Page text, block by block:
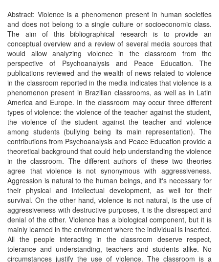
Abstract: Violence is a phenomenon present in human societies
and does not belong to a single culture or socioeconomic class.
The aim of this bibliographical research is to provide an
conceptual overview and a review of several media sources that
would allow analyzing violence in the classroom from the
perspective of Psychoanalysis and Peace Education. The
publications reviewed and the wealth of news related to violence
in the classroom reported in the media indicates that violence is a
phenomenon present in Brazilian classrooms, as well as in Latin
America and Europe. In the classroom may occur three different
types of violence: the violence of the teacher against the student,
the violence of the student against the teacher and violence
among students (bullying being its main representation). The
contributions from Psychoanalysis and Peace Education provide a
theoretical background that could help understanding the violence
in the classroom. The different authors of these two theories
agree that violence is not synonymous with aggressiveness.
Aggression is natural to the human beings, and it's necessary for
their physical and intellectual development, as well for their
survival. On the other hand, violence is not natural, is the use of
aggressiveness with destructive purposes, it is the disrespect and
denial of the other. Violence has a biological component, but it is
mainly learned in the environment where the individual is inserted.
All the people interacting in the classroom deserve respect,
tolerance and understanding, teachers and students alike. No
circumstances justify the use of violence. The classroom is a